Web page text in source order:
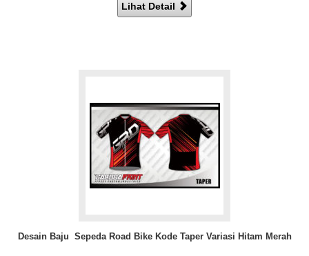
Lihat Detail
Desain Baju Sepeda Road Bike Kode Taper Variasi Hitam Merah